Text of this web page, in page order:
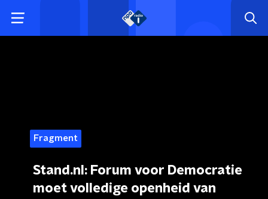
Fragment
Stand.nl: Forum voor Democratie
moet volledige openheid van